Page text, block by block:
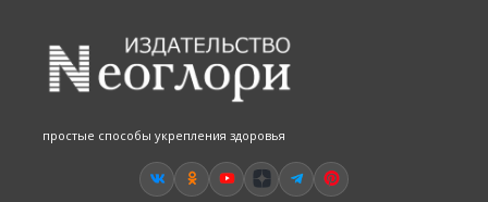
простые способы укрепления здоровья